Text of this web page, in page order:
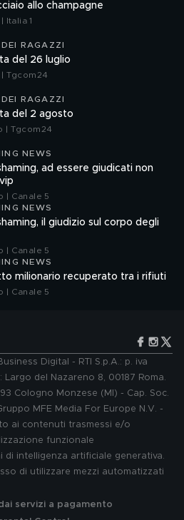
allo champagne
Italia 1
RAGAZZI
del 26 luglio
Tgcom24
RAGAZZI
del 2 agosto
| Tgcom24
NEWS
ad essere giudicati non
| Canale 5
NEWS
il giudizio sul corpo degli
| Canale 5
NEWS
milionario recuperato tra i rifiuti
| Canale 5
Digital - RTI S.p.A.: p. iva
Largo del Nazareno 8, 00187 Roma.
Cologno Monzese (MI) - Cap. Soc.
MFE Media For Europe N.V. -
ai contenuti trasmessi e/o
funzionale
di intelligenza artificiale generativa.
di utilizzare mezzi automatizzati
servizi a pagamento